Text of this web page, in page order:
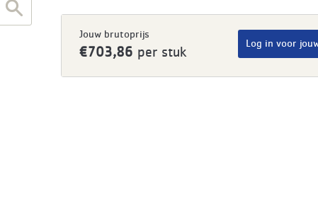
Jouw brutoprijs
€703,86 per stuk
Log in voor